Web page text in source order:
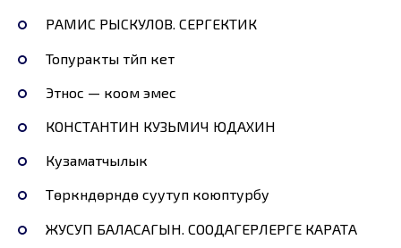
РАМИС РЫСКУЛОВ. СЕРГЕКТИК
Топуракты түйүп кетүү
Этнос — коом эмес
КОНСТАНТИН КУЗЬМИЧ ЮДАХИН
Кузаматчылык
Төркүндөрүндө суутуп коюптурбу
ЖУСУП БАЛАСАГЫН. СООДАГЕРЛЕРГЕ КАРАТА